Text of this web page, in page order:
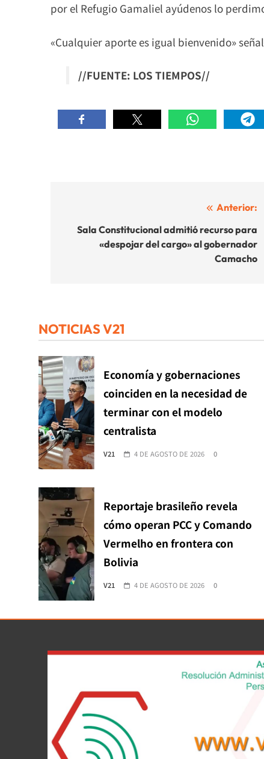
por el Refugio Gamaliel ayúdenos lo
«Cualquier aporte es igual bienvenido»
//FUENTE: LOS TIEMPOS//
de
entradas
Anterior:
Sala Constitucional admitió recurso para
«despojar del cargo» al gobernador
Camacho
NOTICIAS V21
Economía y gobernaciones
coinciden en la necesidad de
terminar con el modelo
centralista
V21 4 DE AGOSTO DE 2026 0
Reportaje brasileño revela
cómo operan PCC y Comando
Vermelho en frontera con
Bolivia
V21 4 DE AGOSTO DE 2026 0